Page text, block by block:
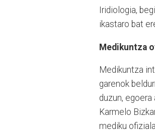
Iridiologia,
ikastaro bat
Medikuntza
Medikuntza
garenok
duzun,
Karmelo
mediku